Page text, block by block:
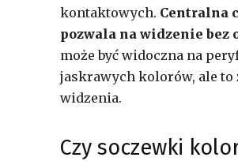
kontaktowych. Centralna
pozwala na widzenie bez
może być widoczna na
jaskrawych kolorów, ale to
widzenia.
Czy soczewki